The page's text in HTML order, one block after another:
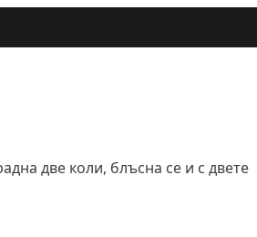
две коли, блъсна се и с двете